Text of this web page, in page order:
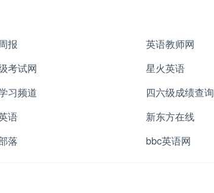
报
英语教师网
考试网
星火英语
习频道
四六级成绩查询
语
新东方在线
落 bbc英语网